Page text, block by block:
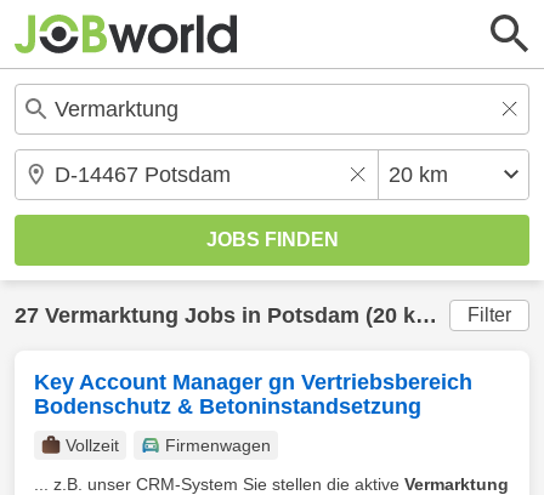
27 Vermarktung Jobs in Potsdam (20 km) gefunden Filter
Key Account Manager gn Vertriebsbereich
Bodenschutz & Betoninstandsetzung
Vollzeit
Firmenwagen
... z.B. unser CRM-System Sie stellen die aktive Vermarktung